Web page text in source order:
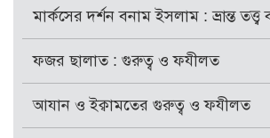
মার্কসের দর্শন বনাম ইসলাম : ভ্রান্ত
ফজর ছালাত : গুরুত্ব ও ফযীলত
আযান ও ইক্বামতের গুরুত্ব ও ফযীলত